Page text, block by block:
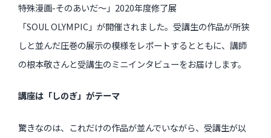
特殊漫画-そのあいだ〜」2020年度修了展
「SOUL OLYMPIC」が開催されました。受講生の作品が所狭
しと並んだ圧巻の展示の模様をレポートするとともに、講師
の根本敬さんと受講生のミニインタビューをお届けします。
講座は「しのぎ」がテーマ
驚きなのは、これだけの作品が並んでいながら、受講生が以